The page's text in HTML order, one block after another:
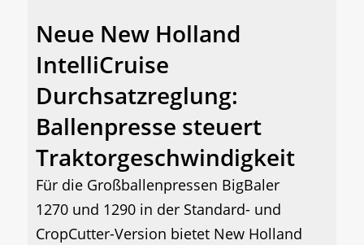
Neue New Holland
IntelliCruise
Durchsatzreglung:
Ballenpresse steuert
Traktorgeschwindigkeit
Für die Großballenpressen BigBaler
1270 und 1290 in der Standard- und
CropCutter-Version bietet New Holland